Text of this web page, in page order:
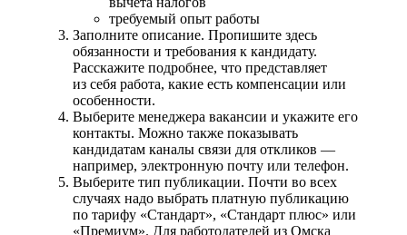
требуемый опыт работы
Заполните описание. Пропишите здесь
обязанности и требования к кандидату.
Расскажите подробнее, что представляет
из себя работа, какие есть компенсации или
особенности.
Выберите менеджера вакансии и укажите его
контакты. Можно также показывать
кандидатам каналы связи для откликов —
например, электронную почту или телефон.
Выберите тип публикации. Почти во всех
случаях надо выбрать платную публикацию
по тарифу «Стандарт», «Стандарт плюс» или
«Премиум». Для работодателей из Омска